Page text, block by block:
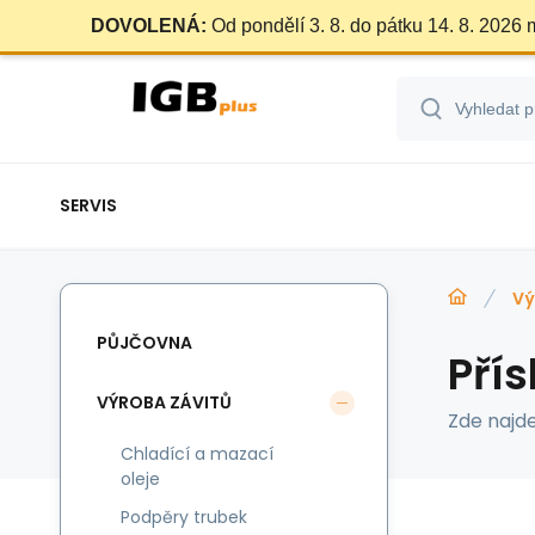
DOVOLENÁ: Od pondělí 3. 8. do pátku 14. 8. 2026
SERVIS
Zde
PŮJČOVNA
VÝROBA ZÁVITŮ
Chladící a mazací
oleje
Podpěry trubek